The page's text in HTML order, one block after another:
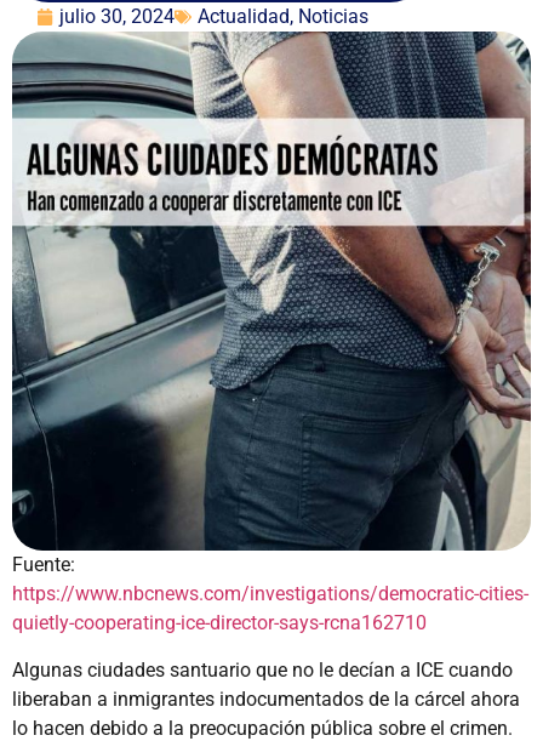
julio 30, 2024
Actualidad, Noticias
Fuente:
https://www.nbcnews.com/investigations/democratic-cities-
quietly-cooperating-ice-director-says-rcna162710
Algunas ciudades santuario que no le decían a ICE cuando
liberaban a inmigrantes indocumentados de la cárcel ahora
lo hacen debido a la preocupación pública sobre el crimen.